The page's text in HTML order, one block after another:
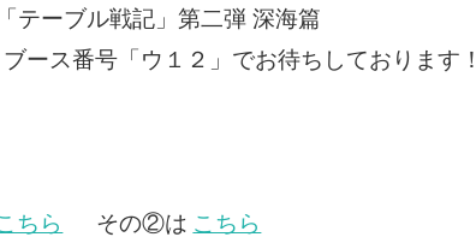
テーブル戦記」第二弾 深海篇
ース番号「ウ１２」でお待ちしております
ちら その②は こちら